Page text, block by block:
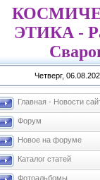
ЭТИКА -
Четверг,
Главная - Новости
Форум
Новое на форуме
Каталог статей
Фотоальбомы